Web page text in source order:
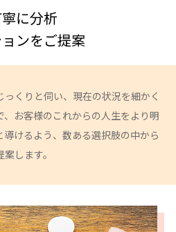
に分析
ンをご提案
くりと伺い、現在の状況を細かく
お客様のこれからの人生をより明
けるよう、数ある選択肢の中から
します。